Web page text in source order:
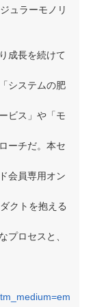
ュラーモノリ
成長を続けて
システムの肥
ビス」や「モ
ーチだ。本セ
会員専用オン
クトを抱える
プロセスと、